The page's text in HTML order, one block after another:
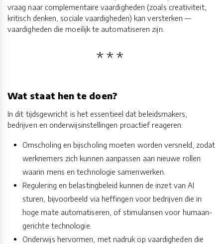
vraag naar complementaire vaardigheden (zoals creativiteit,
kritisch denken, sociale vaardigheden) kan versterken —
vaardigheden die moeilijk te automatiseren zijn.
Wat staat hen te doen?
In dit tijdsgewricht is het essentieel dat beleidsmakers,
bedrijven en onderwijsinstellingen proactief reageren:
Omscholing en bijscholing moeten worden versneld, zodat
werknemers zich kunnen aanpassen aan nieuwe rollen
waarin mens en technologie samenwerken.
Regulering en belastingbeleid kunnen de inzet van AI
sturen, bijvoorbeeld via heffingen voor bedrijven die in
hoge mate automatiseren, of stimulansen voor humaan-
gerichte technologie.
Onderwijs hervormen, met nadruk op vaardigheden die